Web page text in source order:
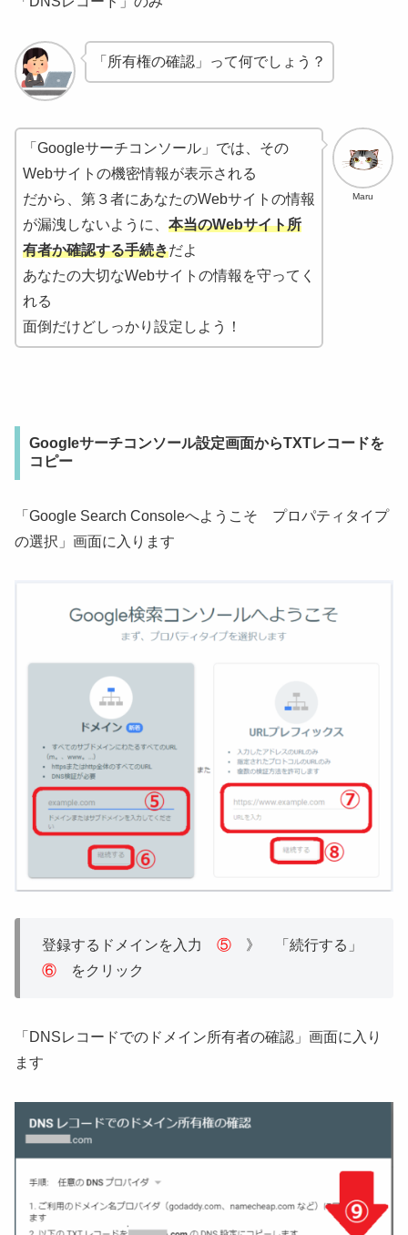
「所有権の確認」って何でしょう？
Maru
「Googleサーチコンソール」では、その
Webサイトの機密情報が表示される
だから、第３者にあなたのWebサイトの情報
が漏洩しないように、 本当のWebサイト所
有者か確認する手続きだよ
あなたの大切なWebサイトの情報を守ってく
れる
面倒だけどしっかり設定しよう！
Googleサーチコンソール設定画面からTXTレコードを
コピー
「Google Search Consoleへようこそ プロパティタイプ
の選択」画面に入ります
登録するドメインを入力 ⑤ 》 「続行する」
⑥ をクリック
「DNSレコードでのドメイン所有者の確認」画面に入り
ます